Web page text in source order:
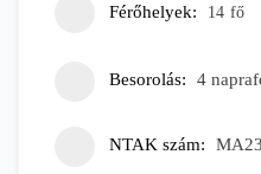
Férőhelyek 14 fő
Besorolás 4
NTAK szám